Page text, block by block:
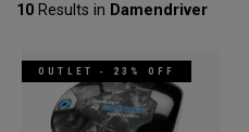
10 Results in Damendriver
OUTLET - 23% OFF